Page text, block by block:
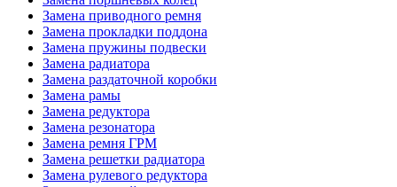
Замена приводного ремня
Замена прокладки поддона
Замена пружины подвески
Замена радиатора
Замена раздаточной коробки
Замена рамы
Замена редуктора
Замена резонатора
Замена ремня ГРМ
Замена решетки радиатора
Замена рулевого редуктора